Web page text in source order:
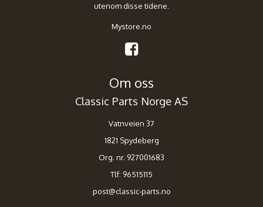
utenom disse tidene.
Mystore.no
Om oss
Classic Parts Norge AS
Vatnveien 37
1821 Spydeberg
Org. nr. 927001683
Tlf: 96515115
post@classic-parts.no